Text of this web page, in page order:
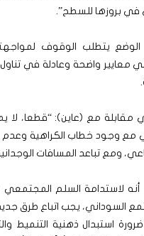
في بروزها للسطح”.
يتطلب الوقوف
معايير واضحة وعادلة في
مع (عاين): “قطعا، لا
مع وجود خطاب الكراهية
ومع تباعد المسافات
أنه لاستدامة السلم المجتمعي
السوداني، يجب اتباع طرق
استبدال ذهنية التنميط